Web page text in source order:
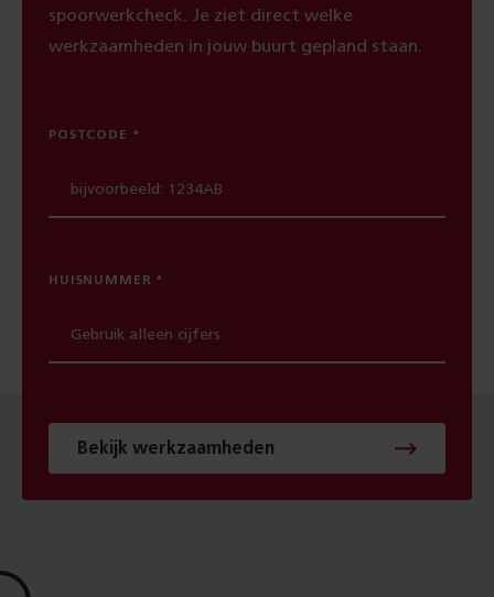
spoorwerkcheck. Je ziet direct welke
werkzaamheden in jouw buurt gepland staan.
POSTCODE
HUISNUMMER
Bekijk werkzaamheden